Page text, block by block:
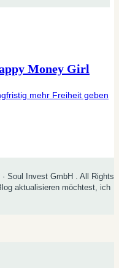
Money Girl
mehr Freiheit geben
Soul Invest GmbH . All Rights
aktualisieren möchtest, ich